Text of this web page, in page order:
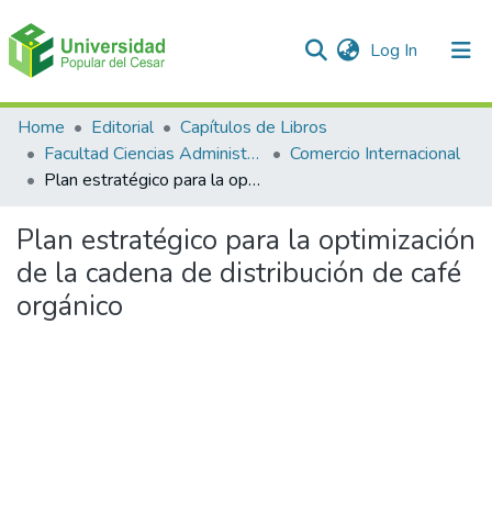
Log In (current)
Communities & Collections
All of DSpace
Home Editorial
Capítulos de Libros
Facultad Ciencias Administrativas Contables y Económicas – Face
Comercio Internacional
Plan estratégico para la optimización de la cadena de distribución de café orgánico
Plan estratégico para la optimización
de la cadena de distribución de café
orgánico